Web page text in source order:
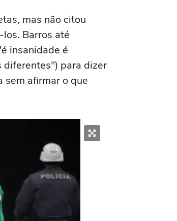
mas não citou
Barros até
insanidade é
diferentes") para dizer
sem afirmar o que